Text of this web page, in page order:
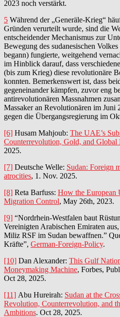
2023 noch verstärkt.
5 Während der „Generäle-Krieg“
Gründen verurteilt wurde, sind die
entscheidender Mechanismus zur
Bewegung des sudanesischen
begann) fungierte, weitgehend
im Hinblick darauf, dass
(bis zum Krieg) diese revolutionäre
konnten. Bemerkenswert ist, dass
gegeneinander kämpfen, zuvor eng
antirevolutionären Massnahmen
Massaker an Revolutionären im Juni
gegen die Übergangsregierung im
[6] Husam Mahjoub: The UAE’s
Counterrevolution, Gold, and Global
2025.
[7] Deutsche Welle: Sudan: Foreign
atrocities, 1. Nov. 2025.
[8] Reta Barfuss: How the European
Migration Control, May 26th, 2023.
[9] “Nordrhein-Westfalen baut
Vereinigten Arabischen Emiraten
Miliz RSF im Sudan bewaffnen.”
Kräfte”, German-Foreign-Policy.
[10] Dan Alexander: This Gulf
Moneymaking Machine, Forbes,
Oct 28, 2025.
[11] Abu Hureirah: Sudan at the
Revolution, Counterrevolution, and
Ambitions. Oct 28, 2025.